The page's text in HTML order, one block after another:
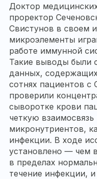
Доктор
проректор
Свистунов в своем
микроэлементы
работе иммунной
Такие выводы были
данных,
сотнях пациентов с
проверили
сыворотке крови
четкую
микронутриентов,
инфекции. В ходе
установлено — чем
в пределах
течение инфекции,